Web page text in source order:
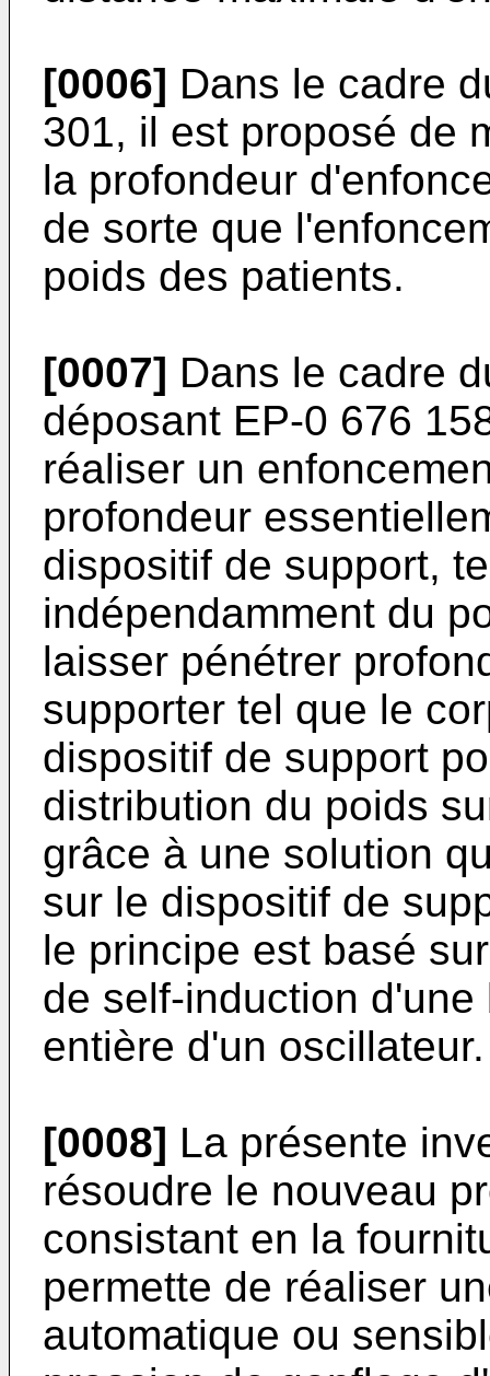
[0006] Dans le cadre
301, il est proposé de
la profondeur
de sorte que
poids des patients.
[0007] Dans le cadre
déposant EP-0 676
réaliser un
profondeur
dispositif de support,
indépendamment du
laisser pénétrer
supporter tel que le
dispositif de support
distribution du poids
grâce à une solution
sur le dispositif de
le principe est basé
de self-induction
entière d'un oscillateur.
[0008] La présente
résoudre le nouveau
consistant en la
permette de réaliser
automatique ou